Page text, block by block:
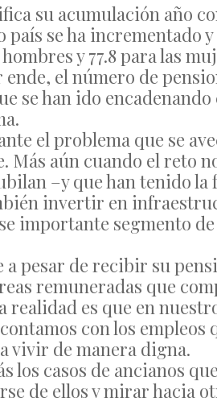
su acumulación año
se ha incrementado
y 77.8 para las
ende, el número de
se han ido
el problema que se
Más aún cuando el reto
–y que han tenido
invertir en
importante segmento
a pesar de recibir su
remuneradas que
realidad es que en
con los
vivir de manera digna.
los casos de ancianos
de ellos y mirar hacia